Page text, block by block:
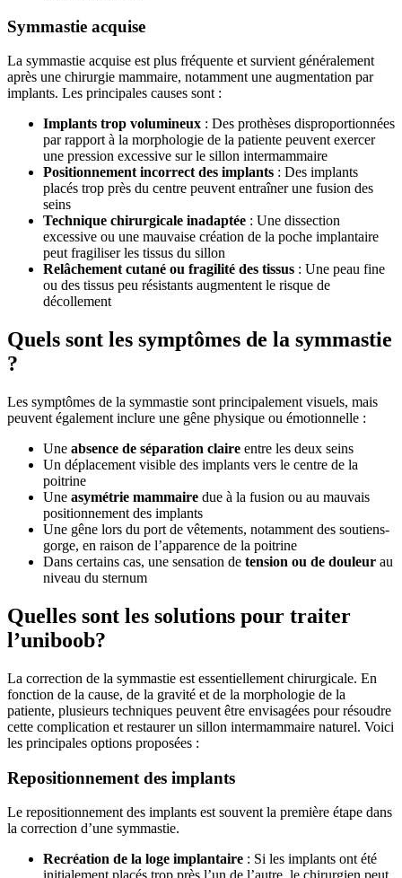
Symmastie acquise
La symmastie acquise est plus fréquente et survient généralement
après une chirurgie mammaire, notamment une augmentation par
implants. Les principales causes sont :
Implants trop volumineux : Des prothèses disproportionnées
par rapport à la morphologie de la patiente peuvent exercer
une pression excessive sur le sillon intermammaire
Positionnement incorrect des implants : Des implants
placés trop près du centre peuvent entraîner une fusion des
seins
Technique chirurgicale inadaptée : Une dissection
excessive ou une mauvaise création de la poche implantaire
peut fragiliser les tissus du sillon
Relâchement cutané ou fragilité des tissus : Une peau fine
ou des tissus peu résistants augmentent le risque de
décollement
Quels sont les symptômes de la symmastie
?
Les symptômes de la symmastie sont principalement visuels, mais
peuvent également inclure une gêne physique ou émotionnelle :
Une absence de séparation claire entre les deux seins
Un déplacement visible des implants vers le centre de la
poitrine
Une asymétrie mammaire due à la fusion ou au mauvais
positionnement des implants
Une gêne lors du port de vêtements, notamment des soutiens-
gorge, en raison de l’apparence de la poitrine
Dans certains cas, une sensation de tension ou de douleur au
niveau du sternum
Quelles sont les solutions pour traiter
l’uniboob?
La correction de la symmastie est essentiellement chirurgicale. En
fonction de la cause, de la gravité et de la morphologie de la
patiente, plusieurs techniques peuvent être envisagées pour résoudre
cette complication et restaurer un sillon intermammaire naturel. Voici
les principales options proposées :
Repositionnement des implants
Le repositionnement des implants est souvent la première étape dans
la correction d’une symmastie.
Recréation de la loge implantaire : Si les implants ont été